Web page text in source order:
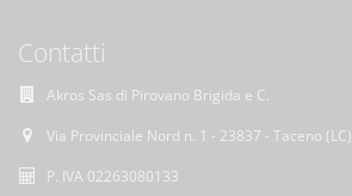
Contatti
Akros Sas di Pirovano Brigida e C.
Via Provinciale Nord n. 1 - 23837 - Taceno
P. IVA 02263080133